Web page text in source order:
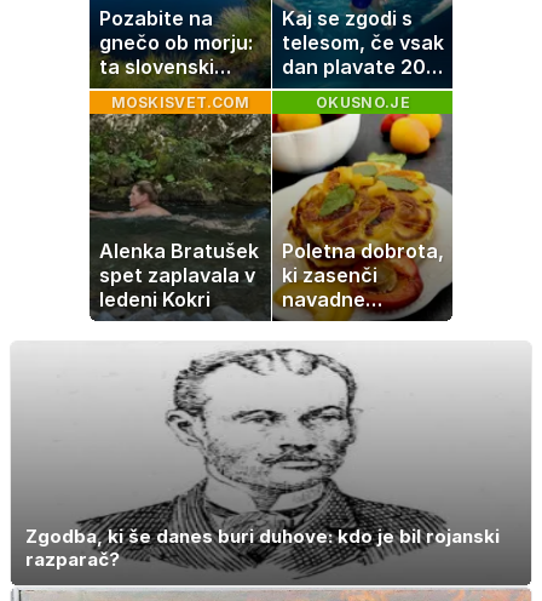
Pozabite na
gnečo ob morju:
ta slovenski
kotiček je pravi
raj za družine
Kaj se zgodi s
telesom, če vsak
dan plavate 20
minut? Učinki, ki
jih morda ne
pričakujete
MOSKISVET.COM
Alenka Bratušek
spet zaplavala v
ledeni Kokri
OKUSNO.JE
Poletna dobrota,
ki zasenči
navadne
palačinke
Zgodba, ki še danes buri duhove: kdo je bil rojanski
razparač?